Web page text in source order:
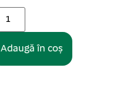
Adaugă în coș